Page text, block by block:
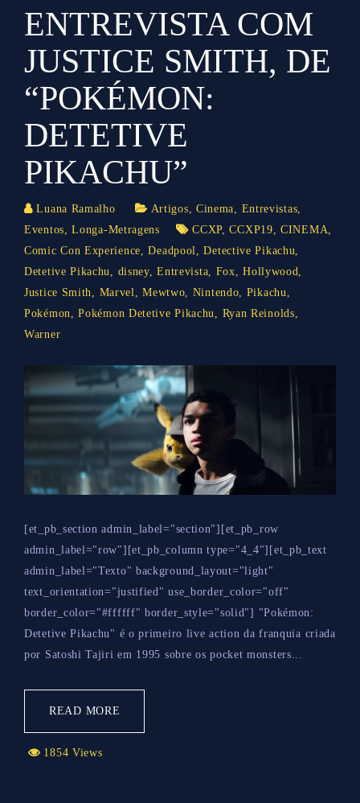
ENTREVISTA COM
JUSTICE SMITH, DE
“POKÉMON:
DETETIVE
PIKACHU”
Luana Ramalho Artigos, Cinema, Entrevistas,
Eventos,Longa-Metragens CCXP,CCXP19,CINEMA,
Comic Con Experience,Deadpool,Detective Pikachu,
Detetive Pikachu, disney,Entrevista, Fox,Hollywood,
Justice Smith, Marvel,Mewtwo, Nintendo, Pikachu,
Pokémon,Pokémon Detetive Pikachu, Ryan Reinolds,
Warner
[et_pb_section admin_label="section"][et_pb_row
admin_label="row"][et_pb_column type="4_4"][et_pb_text
admin_label="Texto" background_layout="light"
text_orientation="justified" use_border_color="off"
border_color="#ffffff" border_style="solid"] "Pokémon:
Detetive Pikachu" é o primeiro live action da franquia criada
por Satoshi Tajiri em 1995 sobre os pocket monsters...
READ MORE
1854 Views